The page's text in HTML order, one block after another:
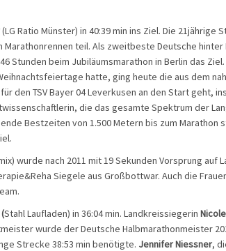
(LG Ratio Münster) in 40:39 min ins Ziel. Die 21jährige
Marathonrennen teil. Als zweitbeste Deutsche hinter
Stunden beim Jubiläumsmarathon in Berlin das
hatte, ging heute die aus dem
den TSV Bayer 04 Leverkusen an den Start geht,
die das gesamte Spektrum der
Bestzeiten von 1.500 Metern bis zum Marathon
wurde nach 2011 mit 19 Sekunden Vorsprung auf
Siegele aus Großbottwar. Auch die
Stahl Laufladen) in 36:04 min. Landkreissiegerin
wurde der Deutsche Halbmarathonmeister
Strecke 38:53 min benötigte. Jennifer Niessner,